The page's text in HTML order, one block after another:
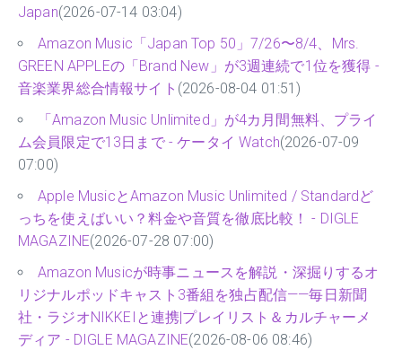
Japan(2026-07-14 03:04)
Amazon Music「Japan Top 50」7/26〜8/4、Mrs.
GREEN APPLEの「Brand New」が3週連続で1位を獲得 -
音楽業界総合情報サイト (2026-08-04 01:51)
「Amazon Music Unlimited」が4カ月間無料、プライ
ム会員限定で13日まで - ケータイ Watch(2026-07-09
07:00)
Apple MusicとAmazon Music Unlimited / Standardど
っちを使えばいい？料金や音質を徹底比較！ - DIGLE
MAGAZINE(2026-07-28 07:00)
Amazon Musicが時事ニュースを解説・深掘りするオ
リジナルポッドキャスト3番組を独占配信——毎日新聞
社・ラジオNIKKEIと連携|プレイリスト＆カルチャーメ
ディア - DIGLE MAGAZINE(2026-08-06 08:46)